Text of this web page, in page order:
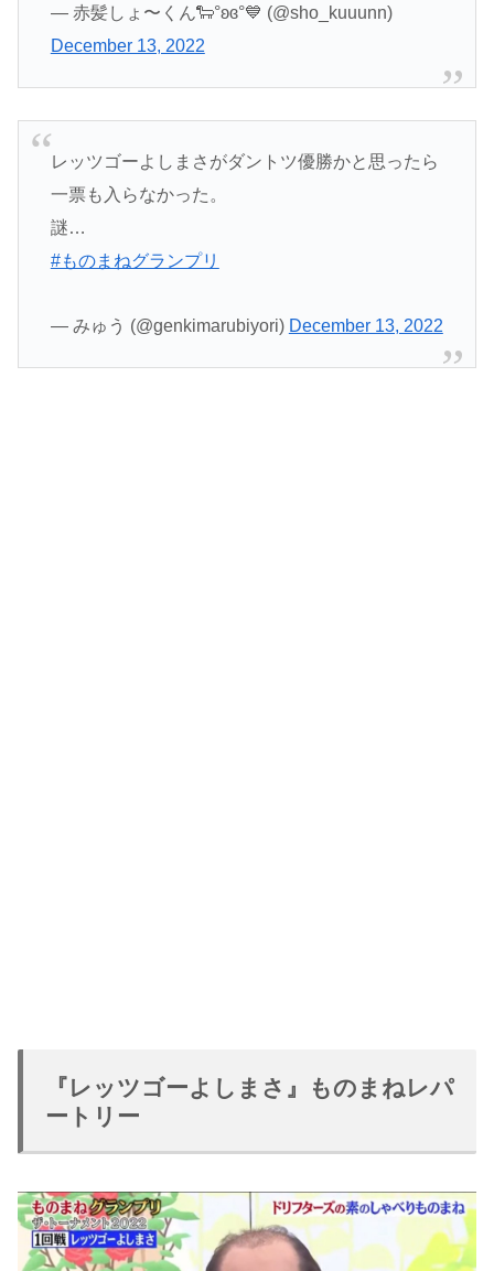
— 赤髪しょ〜くん🐑°ʚɞ°💙 (@sho_kuuunn)
December 13, 2022
レッツゴーよしまさがダントツ優勝かと思ったら
一票も入らなかった。
謎…
#ものまねグランプリ
— みゅう (@genkimarubiyori) December 13, 2022
『レッツゴーよしまさ』ものまねレパ
ートリー